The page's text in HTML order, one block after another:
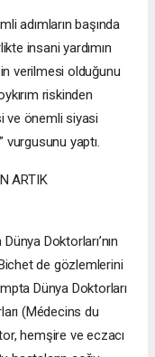
adımların başında
insani yardımın
verilmesi olduğunu
riskinden
ve önemli siyasi
vurgusunu yaptı.
ARTIK
Doktorları’nın
de gözlemlerini
Dünya Doktorları
(Médecins du
hemşire ve eczacı